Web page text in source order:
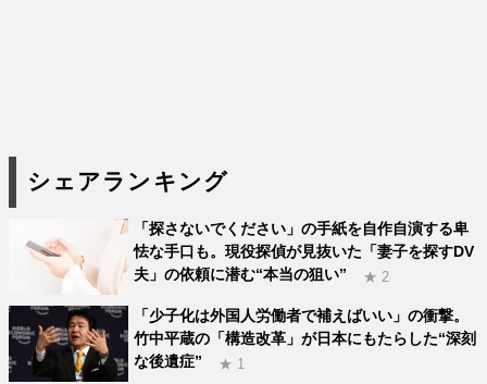
シェアランキング
「探さないでください」の手紙を自作自演する卑
怯な手口も。現役探偵が見抜いた「妻子を探すDV
夫」の依頼に潜む“本当の狙い”
★ 2
「少子化は外国人労働者で補えばいい」の衝撃。
竹中平蔵の「構造改革」が日本にもたらした“深刻
な後遺症”
★ 1